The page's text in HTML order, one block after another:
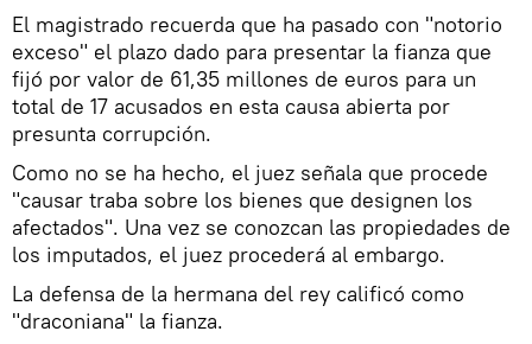
El magistrado recuerda que ha pasado con "notorio
exceso" el plazo dado para presentar la fianza que
fijó por valor de 61,35 millones de euros para un
total de 17 acusados en esta causa abierta por
presunta corrupción.
Como no se ha hecho, el juez señala que procede
"causar traba sobre los bienes que designen los
afectados". Una vez se conozcan las propiedades de
los imputados, el juez procederá al embargo.
La defensa de la hermana del rey calificó como
"draconiana" la fianza.